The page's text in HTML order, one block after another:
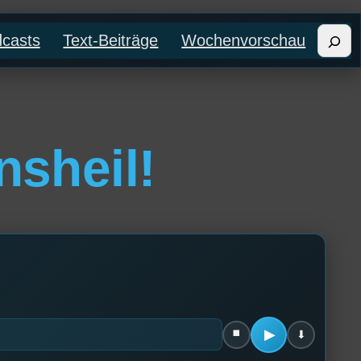
Text-Beiträge Wochenvorschau